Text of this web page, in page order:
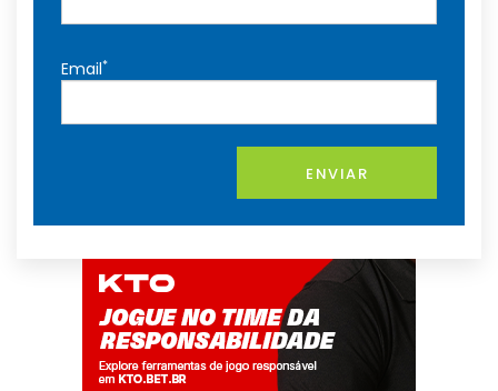
Email*
ENVIAR